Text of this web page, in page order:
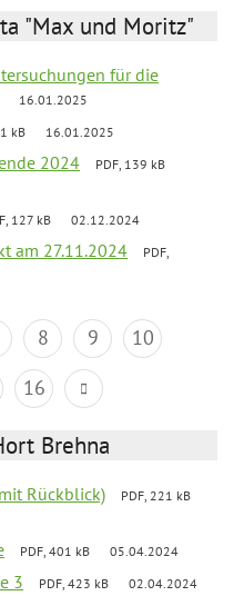
"Max und Moritz"
für die
16.01.2025
kB 16.01.2025
2024
PDF, 139 kB
127 kB 02.12.2024
am 27.11.2024
PDF,
8 9
10
16
Brehna
Rückblick)
PDF, 221 kB
PDF, 401 kB 05.04.2024
3 PDF, 423 kB 02.04.2024